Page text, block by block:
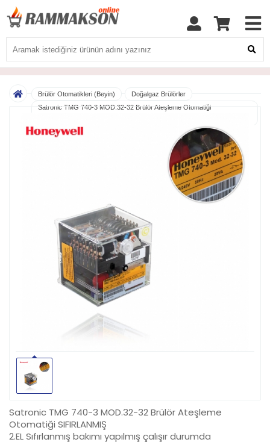
Brülör Otomatikleri (Beyin)
Doğalgaz Brülörler
Satronic TMG 740-3 MOD.32-32 Brülör Ateşleme Otomatiği
Satronic TMG 740-3 MOD.32-32 Brülör Ateşleme
Otomatiği SIFIRLANMIŞ
2.EL Sıfırlanmış bakımı yapılmış çalışır durumda